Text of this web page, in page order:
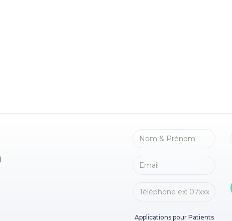
Applications pour Patients